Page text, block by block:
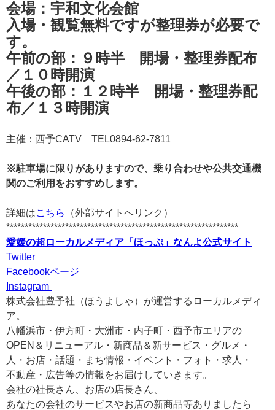
会場：宇和文化会館
入場・観覧無料ですが整理券が必要で
す。
午前の部：９時半 開場・整理券配布
／１０時開演
午後の部：１２時半 開場・整理券配
布／１３時開演
主催：西予CATV TEL0894-62-7811
※駐車場に限りがありますので、乗り合わせや公共交通機
関のご利用をおすすめします。
詳細はこちら
（外部サイトへリンク）
***************************************************************
愛媛の超ローカルメディア「ほっぷ」なんよ公式サイト
Twitter
Facebookページ
Instagram
株式会社豊予社（ほうよしゃ）が運営するローカルメディ
ア。
八幡浜市・伊方町・大洲市・内子町・西予市エリアの
OPEN＆リニューアル・新商品＆新サービス・グルメ・
人・お店・話題・まち情報・イベント・フォト・求人・
不動産・広告等の情報をお届けしていきます。
会社の社長さん、お店の店長さん、
あなたの会社のサービスやお店の新商品等ありましたら